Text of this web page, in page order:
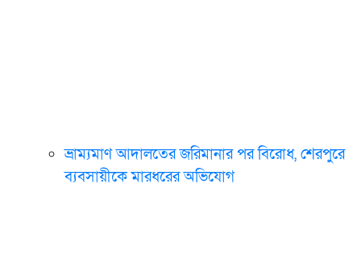
ভ্রাম্যমাণ আদালতের জরিমানার পর বিরোধ, শেরপুরে
ব্যবসায়ীকে মারধরের অভিযোগ